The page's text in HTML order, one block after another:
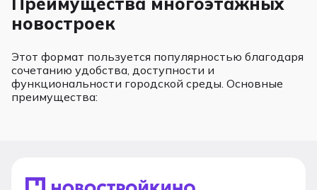
новостроек
Этот формат пользуется популярностью благодаря
сочетанию удобства, доступности и
функциональности городской среды. Основные
преимущества: